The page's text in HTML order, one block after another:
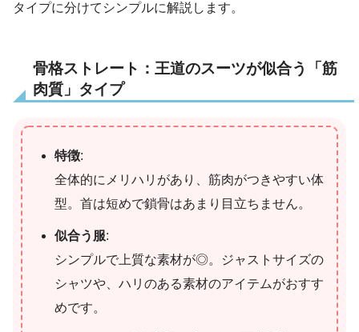
タイプに分けてシンプルに解説します。
骨格ストレート：王道のスーツが似合う「筋
肉質」タイプ
特徴:
全体的にメリハリがあり、筋肉がつきやすい体
型。首は短めで鎖骨はあまり目立ちません。
似合う服:
シンプルで上質な素材が◎。ジャストサイズの
シャツや、ハリのある素材のアイテムがおすす
めです。